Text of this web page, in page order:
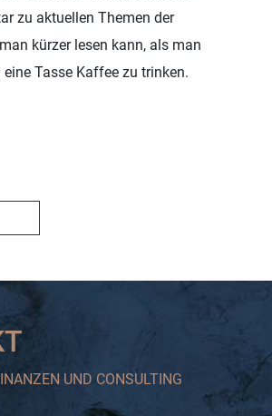
zu aktuellen Themen der
kürzer lesen kann, als man
Tasse Kaffee zu trinken.
UND CONSULTING